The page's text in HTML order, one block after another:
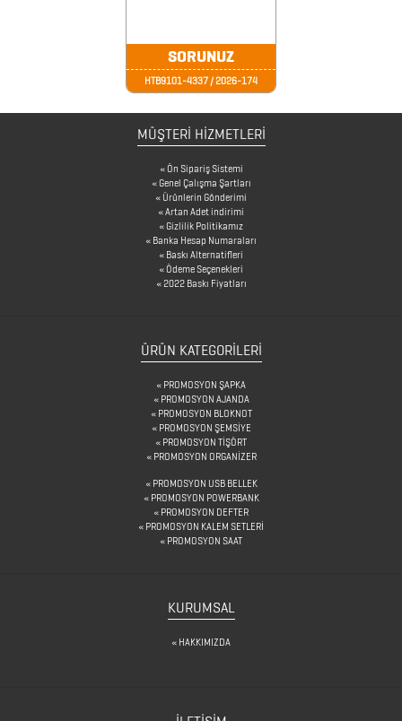
SORUNUZ
HTB9101-4337 / 2026-174
MÜŞTERİ HİZMETLERİ
Ön Sipariş Sistemi
Genel Çalışma Şartları
Ürünlerin Gönderimi
Artan Adet indirimi
Gizlilik Politikamız
Banka Hesap Numaraları
Baskı Alternatifleri
Ödeme Seçenekleri
2022 Baskı Fiyatları
ÜRÜN KATEGORILERI
PROMOSYON ŞAPKA
PROMOSYON AJANDA
PROMOSYON BLOKNOT
PROMOSYON ŞEMSİYE
PROMOSYON TİŞÖRT
PROMOSYON ORGANİZER
PROMOSYON USB BELLEK
PROMOSYON POWERBANK
PROMOSYON DEFTER
PROMOSYON KALEM SETLERİ
PROMOSYON SAAT
KURUMSAL
HAKKIMIZDA